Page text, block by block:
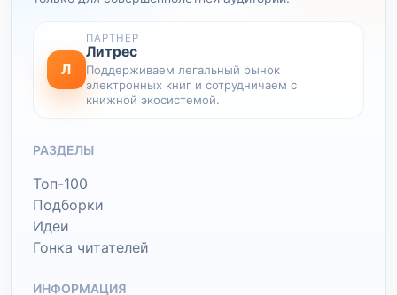
Л
ПАРТНЕР
Литрес
Поддерживаем легальный рынок
электронных книг и сотрудничаем с
книжной экосистемой.
РАЗДЕЛЫ
Топ-100
Подборки
Идеи
Гонка читателей
ИНФОРМАЦИЯ